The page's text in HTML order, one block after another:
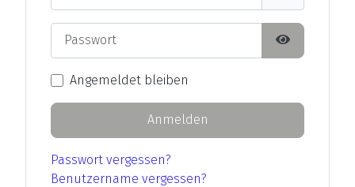
Passwort
Angemeldet bleiben
Anmelden
Passwort vergessen?
Benutzername vergessen?